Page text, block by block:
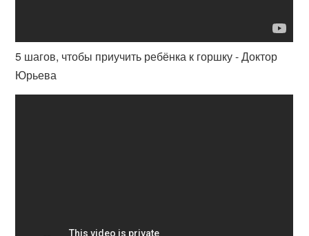
5 шагов, чтобы приучить ребёнка к горшку - Доктор
Юрьева